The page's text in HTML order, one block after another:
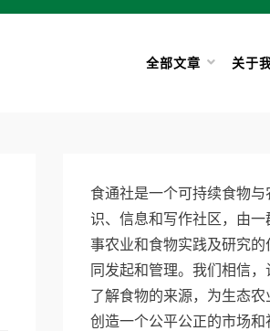
全部文章 关于
食通社是一个可持续食物与
识、信息和写作社区，由一
事农业和食物实践及研究的
同发起和管理。我们相信，
了解食物的来源，为生态农
创造一个公平公正的市场和